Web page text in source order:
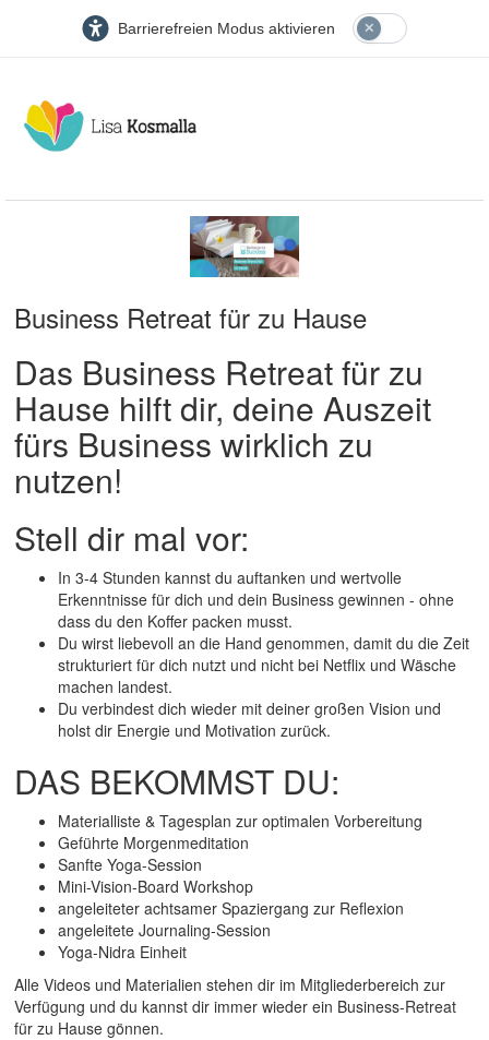
Barrierefreien Modus aktivieren
Business Retreat für zu Hause
Das Business Retreat für zu
Hause hilft dir, deine Auszeit
fürs Business wirklich zu
nutzen!
Stell dir mal vor:
In 3-4 Stunden kannst du auftanken und wertvolle
Erkenntnisse für dich und dein Business gewinnen - ohne
dass du den Koffer packen musst.
Du wirst liebevoll an die Hand genommen, damit du die Zeit
strukturiert für dich nutzt und nicht bei Netflix und Wäsche
machen landest.
Du verbindest dich wieder mit deiner großen Vision und
holst dir Energie und Motivation zurück.
DAS BEKOMMST DU:
Materialliste & Tagesplan zur optimalen Vorbereitung
Geführte Morgenmeditation
Sanfte Yoga-Session
Mini-Vision-Board Workshop
angeleiteter achtsamer Spaziergang zur Reflexion
angeleitete Journaling-Session
Yoga-Nidra Einheit
Alle Videos und Materialien stehen dir im Mitgliederbereich zur
Verfügung und du kannst dir immer wieder ein Business-Retreat
für zu Hause gönnen.